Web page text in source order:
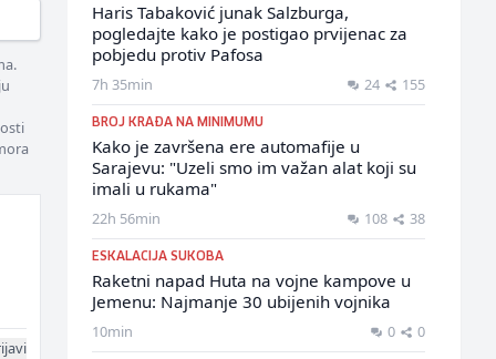
Haris Tabaković junak Salzburga,
pogledajte kako je postigao prvijenac za
pobjedu protiv Pafosa
7h 35min 24 155
BROJ KRAĐA NA MINIMUMU
Kako je završena ere automafije u
Sarajevu: "Uzeli smo im važan alat koji su
imali u rukama"
22h 56min 108 38
ESKALACIJA SUKOBA
Raketni napad Huta na vojne kampove u
Jemenu: Najmanje 30 ubijenih vojnika
10min 0 0